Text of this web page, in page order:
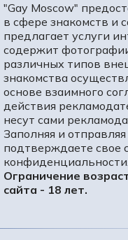
"Gay Moscow"
в сфере знакомств и
предлагает услуги
содержит
различных типов
знакомства
основе взаимного
действия
несут сами
Заполняя и
подтверждаете свое
конфиденциальности.
Ограничение
сайта - 18 лет.